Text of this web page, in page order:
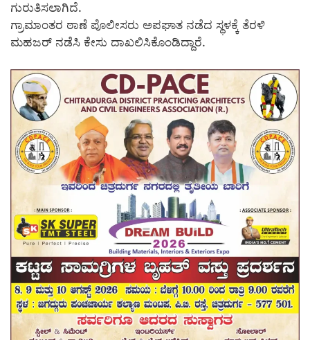
ಗುರುತಿಸಲಾಗಿದೆ.
ಗ್ರಾಮಾಂತರ ಠಾಣೆ ಪೊಲೀಸರು ಅಪಘಾತ ನಡೆದ ಸ್ಥಳಕ್ಕೆ ತೆರಳಿ
ಮಹಜರ್ ನಡೆಸಿ ಕೇಸು ದಾಖಲಿಸಿಕೊಂಡಿದ್ದಾರೆ.